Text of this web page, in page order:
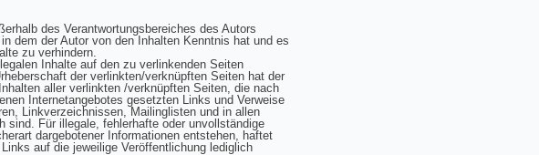
des Verantwortungsbereiches des Autors
dem der Autor von den Inhalten Kenntnis hat und es
zu verhindern.
Inhalte auf den zu verlinkenden Seiten
der verlinkten/verknüpften Seiten hat der
aller verlinkten /verknüpften Seiten, die nach
Internetangebotes gesetzten Links und Verweise
Linkverzeichnissen, Mailinglisten und in allen
sind. Für illegale, fehlerhafte oder unvollständige
dargebotener Informationen entstehen, haftet
auf die jeweilige Veröffentlichung lediglich